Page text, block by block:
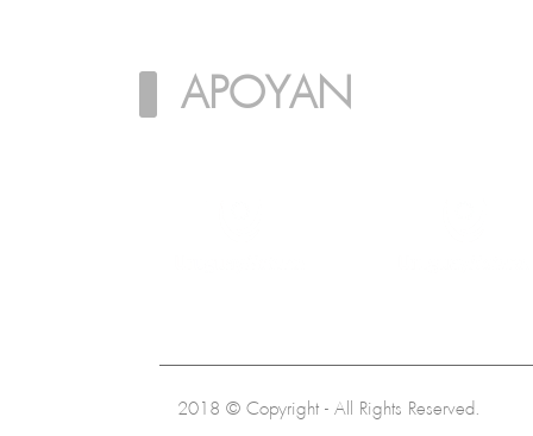
APOYAN
2018 © Copyright - All Rights Reserved.